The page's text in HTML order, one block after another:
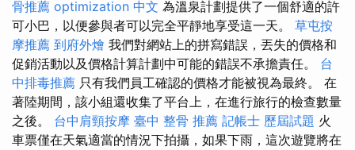
骨推薦 optimization 中文 為溫泉計劃提供了一個舒適的許
可小巴，以便參與者可以完全平靜地享受這一天。 草屯按
摩推薦 到府外燴 我們對網站上的拼寫錯誤，丟失的價格和
促銷活動以及價格計算計劃中可能的錯誤不承擔責任。 台
中排毒推薦 只有我們員工確認的價格才能被視為最終。 在
著陸期間，該小組還收集了平台上，在進行旅行的檢查數量
之後。 台中肩頸按摩 臺中 整骨 推薦 記帳士 歷屆試題 火
車票僅在天氣適當的情況下拍攝，如果下雨，這次遊覽將在